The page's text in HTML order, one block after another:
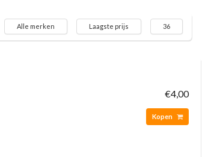
Alle merken Laagste prijs 36
€4,00
Kopen